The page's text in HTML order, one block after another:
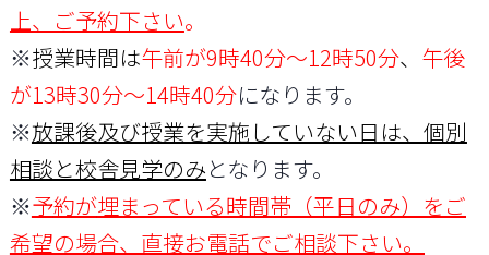
上、ご予約下さい。
※授業時間は午前が9時40分～12時50分、 午後
が13時30分～14時40分になります。
※放課後及び授業を実施していない日は、個別
相談と校舎見学のみとなります。
※予約が埋まっている時間帯（平日のみ）をご
希望の場合、直接お電話でご相談下さい。